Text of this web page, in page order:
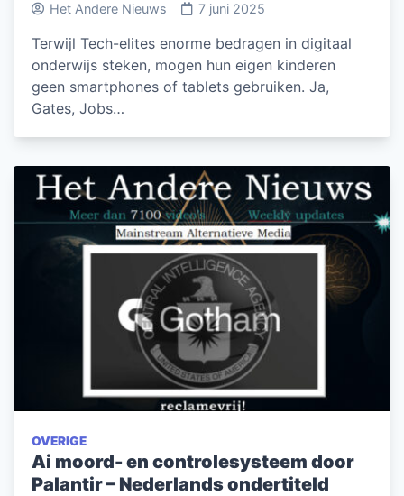
Het Andere Nieuws 7 juni 2025
Terwijl Tech-elites enorme bedragen in digitaal
onderwijs steken, mogen hun eigen kinderen
geen smartphones of tablets gebruiken. Ja,
Gates, Jobs…
OVERIGE
Ai moord- en controlesysteem door
Palantir – Nederlands ondertiteld